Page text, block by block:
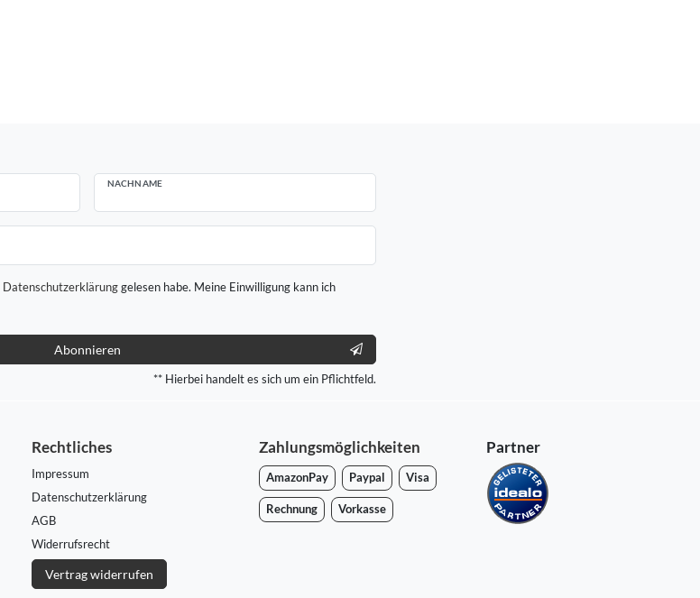
NACHNAME
Daten­schutz­erklärunggelesen habe. Meine Einwilligung kann ich
Abonnieren
** Hierbei handelt es sich um ein Pflichtfeld.
Rechtliches
Impressum
Daten­schutz­erklärung
AGB
Widerrufs­recht
Vertrag widerrufen
Zahlungsmöglichkeiten
AmazonPay Paypal Visa
Rechnung Vorkasse
Partner